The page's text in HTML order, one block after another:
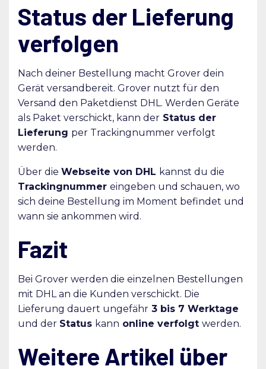
Status der Lieferung
verfolgen
Nach deiner Bestellung macht Grover dein
Gerät versandbereit. Grover nutzt für den
Versand den Paketdienst DHL. Werden Geräte
als Paket verschickt, kann der Status der
Lieferung per Trackingnummer verfolgt
werden.
Über die Webseite von DHL kannst du die
Trackingnummer eingeben und schauen, wo
sich deine Bestellung im Moment befindet und
wann sie ankommen wird.
Fazit
Bei Grover werden die einzelnen Bestellungen
mit DHL an die Kunden verschickt. Die
Lieferung dauert ungefähr 3 bis 7 Werktage
und der Status kann online verfolgt werden.
Weitere Artikel über